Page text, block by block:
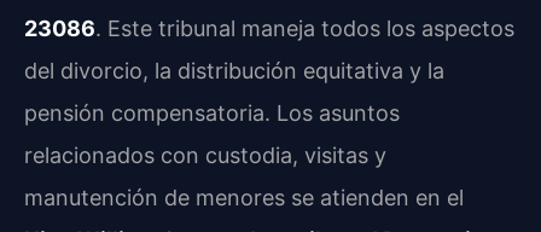
23086. Este tribunal maneja todos los aspectos
del divorcio, la distribución equitativa y la
pensión compensatoria. Los asuntos
relacionados con custodia, visitas y
manutención de menores se atienden en el